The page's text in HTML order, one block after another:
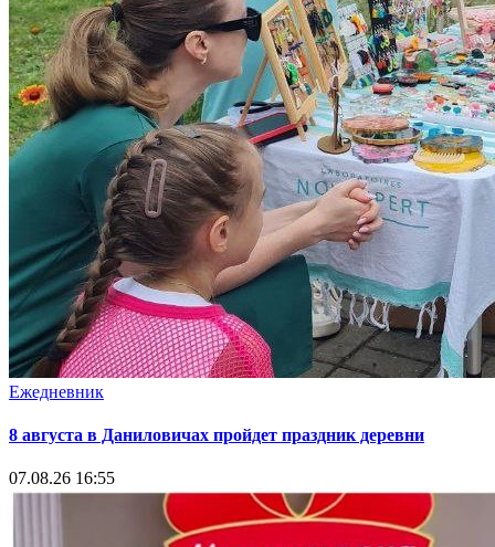
Ежедневник
8 августа в Даниловичах пройдет праздник деревни
07.08.26 16:55